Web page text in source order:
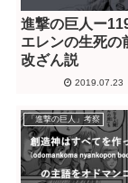
進撃の巨人ー
エレンの生死
改ざん説
2019.07.23
「進撃の巨人」考察